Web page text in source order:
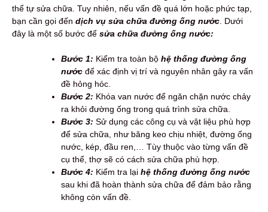
thể tự sửa chữa. Tuy nhiên, nếu vấn đề quá lớn hoặc phức tạp,
bạn cần gọi đến dịch vụ sửa chữa đường ống nước . Dưới
đây là một số bước để sửa chữa đường ống nước:
Bước 1: Kiểm tra toàn bộ hệ thống đường ống
nước để xác định vị trí và nguyên nhân gây ra vấn
đề hỏng hóc.
Bước 2: Khóa van nước để ngăn chặn nước chảy
ra khỏi đường ống trong quá trình sửa chữa.
Bước 3: Sử dụng các công cụ và vật liệu phù hợp
để sửa chữa, như băng keo chịu nhiệt, đường ống
nước, kép, đầu ren,… Tùy thuộc vào từng vấn đề
cụ thể, thợ sẽ có cách sửa chữa phù hợp.
Bước 4: Kiểm tra lại hệ thống đường ống nước
sau khi đã hoàn thành sửa chữa để đảm bảo rằng
không còn vấn đề.